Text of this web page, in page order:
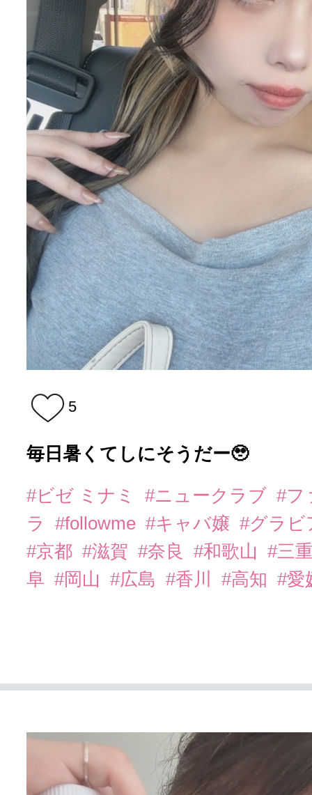
5
毎日暑くてしにそうだー🥹
#ビゼ ミナミ #ニュークラブ #フ
ラ
#followme #キャバ嬢 #グラ
#京都 #滋賀 #奈良 #和歌山
#三
阜 #岡山 #広島 #香川 #高知 #愛